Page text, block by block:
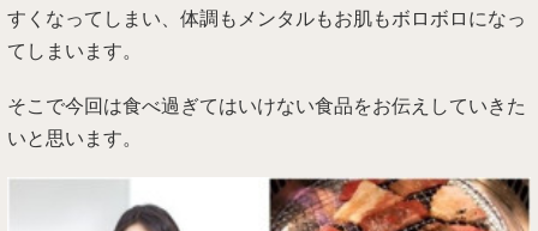
すくなってしまい、体調もメンタルもお肌もボロボロになっ
てしまいます。
そこで今回は食べ過ぎてはいけない食品をお伝えしていきた
いと思います。